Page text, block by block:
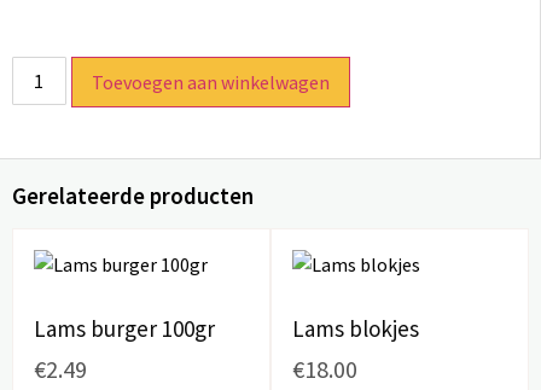
Toevoegen aan winkelwagen
Gerelateerde producten
Lams burger 100gr
€2.49
Lams blokjes
€18.00